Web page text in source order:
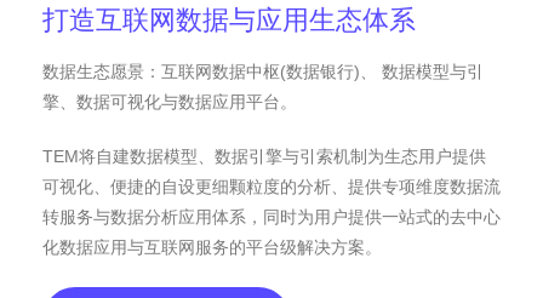
打造互联网数据与应用生态体系
数据生态愿景：互联网数据中枢(数据银行)、 数据模型与引
擎、数据可视化与数据应用平台。
TEM将自建数据模型、数据引擎与引索机制为生态用户提供
可视化、便捷的自设更细颗粒度的分析、提供专项维度数据流
转服务与数据分析应用体系，同时为用户提供一站式的去中心
化数据应用与互联网服务的平台级解决方案。